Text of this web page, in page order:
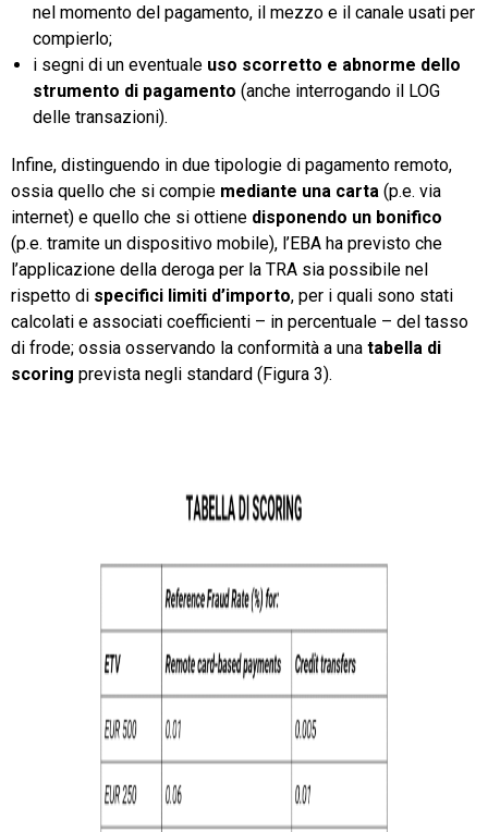
nel momento del pagamento, il mezzo e il canale usati per
compierlo;
i segni di un eventuale uso scorretto e abnorme dello
strumento di pagamento (anche interrogando il LOG
delle transazioni).
Infine, distinguendo in due tipologie di pagamento remoto,
ossia quello che si compie mediante una carta (p.e. via
internet) e quello che si ottiene disponendo un bonifico
(p.e. tramite un dispositivo mobile), l’EBA ha previsto che
l’applicazione della deroga per la TRA sia possibile nel
rispetto di specifici limiti d’importo, per i quali sono stati
calcolati e associati coefficienti – in percentuale – del tasso
di frode; ossia osservando la conformità a una tabella di
scoring prevista negli standard (Figura 3).